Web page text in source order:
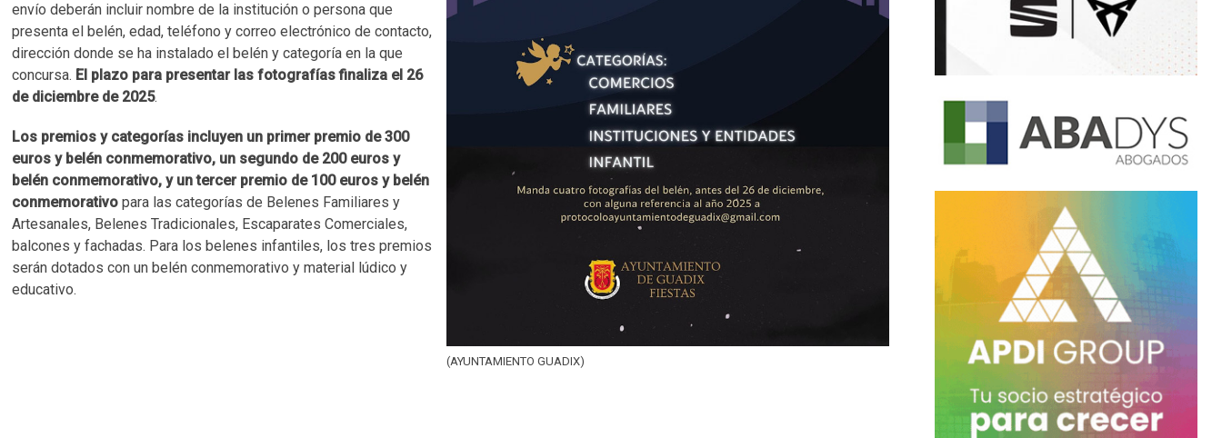
(AYUNTAMIENTO GUADIX)
envío deberán incluir nombre de la institución o persona que
presenta el belén, edad, teléfono y correo electrónico de contacto,
dirección donde se ha instalado el belén y categoría en la que
concursa. El plazo para presentar las fotografías finaliza el 26
de diciembre de 2025.
Los premios y categorías incluyen un primer premio de 300
euros y belén conmemorativo, un segundo de 200 euros y
belén conmemorativo, y un tercer premio de 100 euros y belén
conmemorativo para las categorías de Belenes Familiares y
Artesanales, Belenes Tradicionales, Escaparates Comerciales,
balcones y fachadas. Para los belenes infantiles, los tres premios
serán dotados con un belén conmemorativo y material lúdico y
educativo.